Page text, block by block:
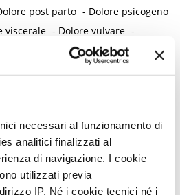
necessari al funzionamento di
analitici finalizzati al
di navigazione. I cookie
utilizzati previa
IP. Né i cookie tecnici né i
post parto - Dolore psicogeno
viscerale - Dolore vulvare -
Droghe -
Educazione - Educazione sessuale
Elettroanalgesia -Emarginazione
-Emicrania con e senza aura
intra partum